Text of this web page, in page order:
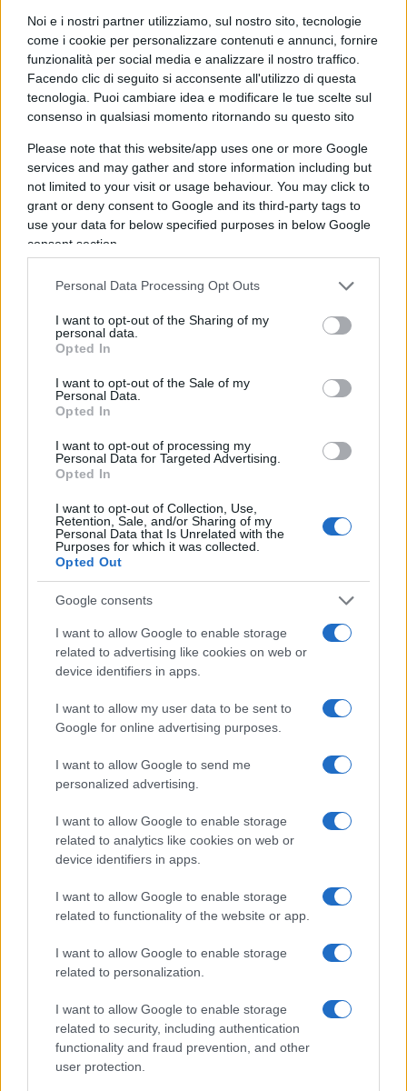
Noi e i nostri partner utilizziamo, sul nostro sito, tecnologie
come i cookie per personalizzare contenuti e annunci, fornire
funzionalità per social media e analizzare il nostro traffico.
Facendo clic di seguito si acconsente all'utilizzo di questa
tecnologia. Puoi cambiare idea e modificare le tue scelte sul
consenso in qualsiasi momento ritornando su questo sito
Please note that this website/app uses one or more Google
services and may gather and store information including but
not limited to your visit or usage behaviour. You may click to
grant or deny consent to Google and its third-party tags to
use your data for below specified purposes in below Google
consent section.
Personal Data Processing Opt Outs
I want to opt-out of the Sharing of my
personal data.
Opted In
I want to opt-out of the Sale of my
Personal Data.
Opted In
I want to opt-out of processing my
Personal Data for Targeted Advertising.
Opted In
I want to opt-out of Collection, Use,
Retention, Sale, and/or Sharing of my
Personal Data that Is Unrelated with the
Purposes for which it was collected.
Opted Out
Google consents
I want to allow Google to enable storage
related to advertising like cookies on web or
device identifiers in apps.
I want to allow my user data to be sent to
Google for online advertising purposes.
I want to allow Google to send me
personalized advertising.
I want to allow Google to enable storage
related to analytics like cookies on web or
device identifiers in apps.
I want to allow Google to enable storage
related to functionality of the website or app.
I want to allow Google to enable storage
related to personalization.
I want to allow Google to enable storage
related to security, including authentication
functionality and fraud prevention, and other
user protection.
biologico e per animali, snack e carta igienica.
Spesso si tratta di prodotti a marchio proprio dei
supermarket, il cosiddetto “private label”, ma non
mancano promozioni speciali anche dei
produttori: ultima in ordine di tempo l’adesione
della multinazionale del cioccolato Ferrero in
occasione del lancio dei Kinderini, i nuovi biscotti
frollini con cui vuole conquistare la colazione
degli italiani. Dopo i Nutella Biscuits, prosegue
insomma la sfida nel forno tra il colosso di Alba e
anche nelle creme da spalmare tra Nutella e il
vasetto Pan di Stelle con tanto di polemica
sull’olio di palma.
Ma torniamo al
inflazione:Assoutenti pensa che la flessibilità
lasciata ai supermercati nel declinare l’iniziativa e
gli scarsi controlli, possano compromettere il
risultato finale di risparmio. Noi ci permettiamo di
replicare che questo è il mercato e questa è la
concorrenza, dal momento che la grande
distribuzione è composta da gruppi privati che
devono fare profitti per garantire la propria
l’occupazione.
Forse, va detto, la partenza perlomeno in alcune
sperato i consumatori e qualchedisservizio sui
teutonica precisione che ci contraddistingue. Ma
resta il fatto che non molto altro si può fare dal
basso per combattere sul campo un caro vita che
brucia dovunque: dalle bollettealla tazzina del
. Perché, come ha sintetizzato Ugo Tognazzi,
Inflazione significa essere povero con tanti